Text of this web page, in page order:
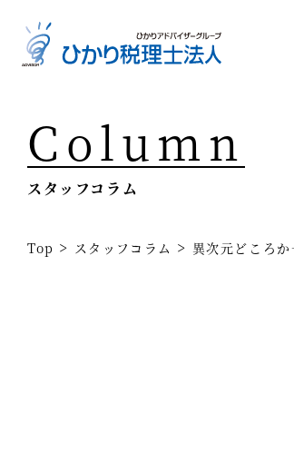
Top
Column
スタッフコラム
Top > スタッフコラム > 異次元どころ